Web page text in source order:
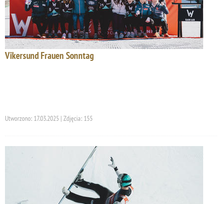
Vikersund Frauen Sonntag
Utworzono: 17.03.2025 | Zdjęcia: 155